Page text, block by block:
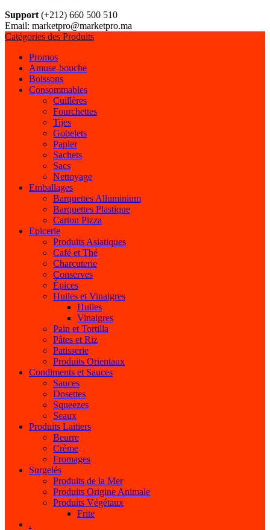
Support (+212) 660 500 510
Email: marketpro@marketpro.ma
Catégories des Produits
Promos
Amuse-bouche
Boissons
Consommables
Cuillères
Fourchettes
Tijes
Gobelets
Papier
Sachets
Sacs
Nettoyage
Emballages
Barquettes Alluminium
Barquettes Plastique
Carton Pizza
Epicerie
Produits Asiatiques
Café et Thé
Charcuterie
Conserves
Épices
Huiles et Vinaigres
Huiles
Vinaigres
Pain et Tortilla
Pâtes et Riz
Patisserie
Produits Orientaux
Condiments et Sauces
Sauces
Dosettes
Squeezes
Seaux
Produits Laitiers
Beurre
Crème
Fromages
Surgelés
Produits de la Mer
Produits Origine Animale
Produits Végétaux
Frite
.